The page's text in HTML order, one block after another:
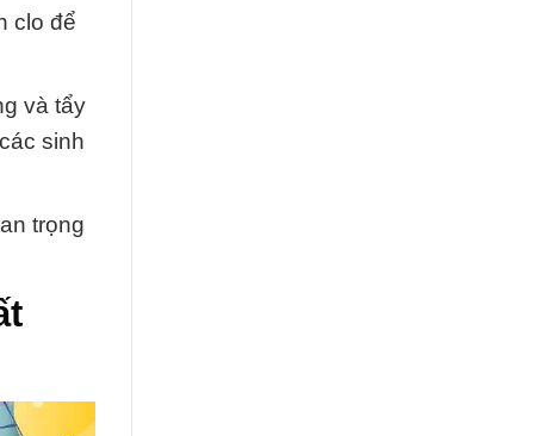
clo để
và tẩy
sinh
trọng